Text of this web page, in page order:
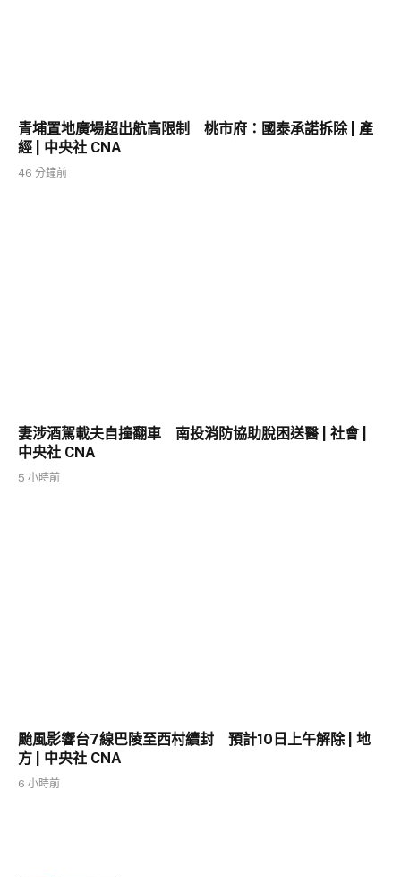
青埔置地廣場超出航高限制 桃市府：國泰承諾拆除 | 產
經 | 中央社 CNA
46 分鐘前
妻涉酒駕載夫自撞翻車 南投消防協助脫困送醫 | 社會 |
中央社 CNA
5 小時前
颱風影響台7線巴陵至西村續封 預計10日上午解除 | 地
方 | 中央社 CNA
6 小時前